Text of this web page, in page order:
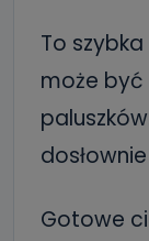
To
może być
Gotowe